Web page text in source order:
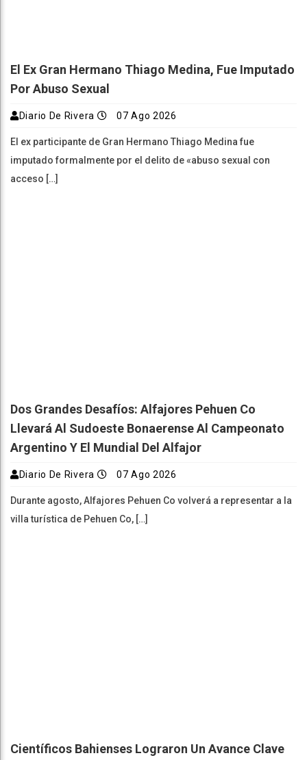
El Ex Gran Hermano Thiago Medina, Fue Imputado
Por Abuso Sexual
Diario De Rivera 07 Ago 2026
El ex participante de Gran Hermano Thiago Medina fue
imputado formalmente por el delito de «abuso sexual con
acceso […]
Dos Grandes Desafíos: Alfajores Pehuen Co
Llevará Al Sudoeste Bonaerense Al Campeonato
Argentino Y El Mundial Del Alfajor
Diario De Rivera 07 Ago 2026
Durante agosto, Alfajores Pehuen Co volverá a representar a la
villa turística de Pehuen Co, […]
Científicos Bahienses Lograron Un Avance Clave